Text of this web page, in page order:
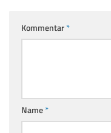
Kommentar*
Name*